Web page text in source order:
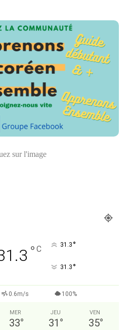
sur l'image
° C 31.3 °
31.3 °
0.6m/s 100%
MER
33°
JEU
31 °
VEN
35°